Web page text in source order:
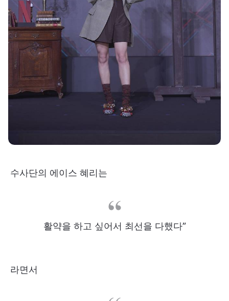
수사단의 에이스 혜리는
활약을 하고 싶어서 최선을 다했다”
라면서